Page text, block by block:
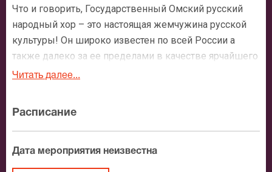
Что и говорить, Государственный Омский русский
народный хор – это настоящая жемчужина русской
культуры! Он широко известен по всей России а
также далеко за ее пределами в качестве ярчайшего
пропагандиста национальной культуры и исконно
гордостью сибирской земли, воплощением живого,
народного творчества русской земли.
Побывав на выступлении этого хора невозможно
забыть ту дикую энергетику, которая исходит от его
Читать далее...
Расписание
Дата мероприятия неизвестна